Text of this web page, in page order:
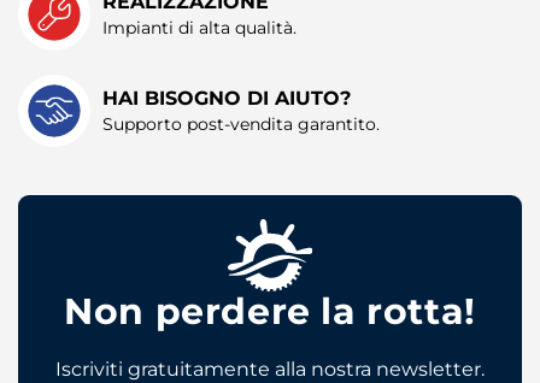
raccolto dal suo utilizzo dei loro servizi.
Impianti di alta qualità.
HAI BISOGNO DI AIUTO?
Supporto post-vendita garantito.
Non perdere la rotta!
Iscriviti gratuitamente alla nostra newsletter.